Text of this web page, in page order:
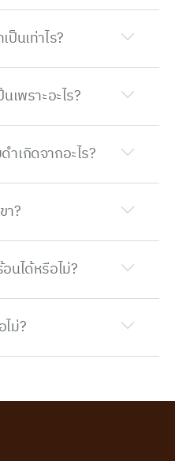
นเท่าไร?
เพราะอะไร?
เกิดจากอะไร?
า?
นได้หรือไม่?
ม่?